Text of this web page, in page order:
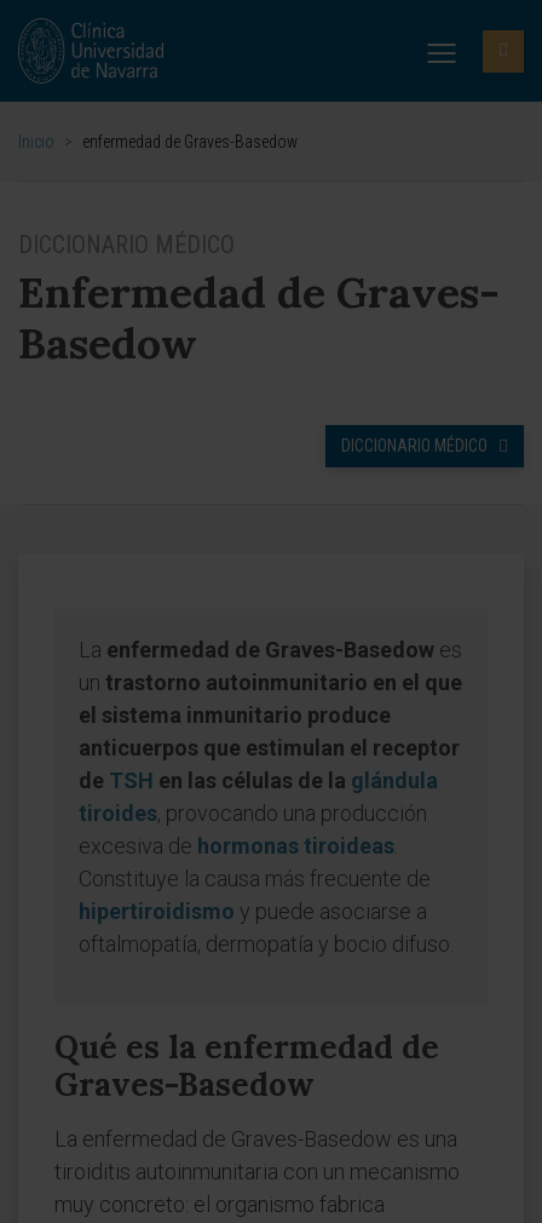
Inicio > enfermedad de Graves-Basedow
DICCIONARIO MÉDICO
Enfermedad de Graves-
Basedow
DICCIONARIO MÉDICO
La enfermedad de Graves-Basedow es
un trastorno autoinmunitario en el que
el sistema inmunitario produce
anticuerpos que estimulan el receptor
de TSH en las células de la glándula
tiroides, provocando una producción
excesiva de hormonas tiroideas
Constituye la causa más frecuente de
hipertiroidismo y puede asociarse a
oftalmopatía, dermopatía y bocio difuso.
Qué es la enfermedad de
Graves-Basedow
La enfermedad de Graves-Basedow es una
tiroiditis autoinmunitaria con un mecanismo
muy concreto: el organismo fabrica